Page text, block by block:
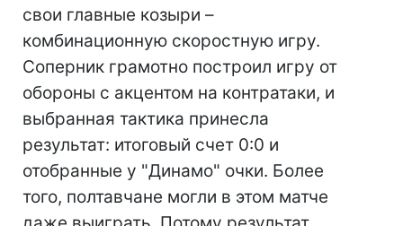
свои главные козыри –
комбинационную скоростную игру.
Соперник грамотно построил игру от
обороны с акцентом на контратаки, и
выбранная тактика принесла
результат: итоговый счет 0:0 и
отобранные у "Динамо" очки. Более
того, полтавчане могли в этом матче